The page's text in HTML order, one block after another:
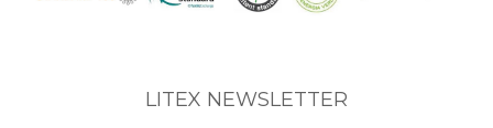
LITEX NEWSLETTER